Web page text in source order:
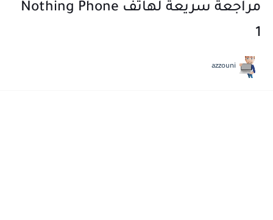
مراجعة سريعة لهاتف Nothing Phone
1
azzouni